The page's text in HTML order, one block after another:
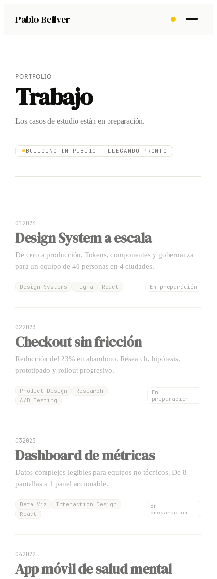
Pablo Bellver
PORTFOLIO
Trabajo
Los casos de estudio están en preparación.
BUILDING IN PUBLIC — LLEGANDO PRONTO
012024
Design System a escala
De cero a producción. Tokens, componentes y gobernanza
para un equipo de 40 personas en 4 ciudades.
Design Systems Figma React En preparación
022023
Checkout sin fricción
Reducción del 23% en abandono. Research, hipótesis,
prototipado y rollout progresivo.
Product Design
Research
A/B Testing
En
preparación
032023
Dashboard de métricas
Datos complejos legibles para equipos no técnicos. De 8
pantallas a 1 panel accionable.
Data Viz
Interaction Design
React
En
preparación
042022
App móvil de salud mental